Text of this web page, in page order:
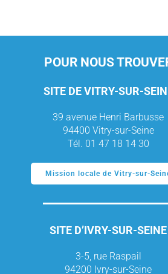
POUR NOUS
SITE DE VITRY-SUR-
39 avenue Henri Barbusse
94400 Vitry-sur-Seine
Tél. 01 47 18 14 30
Mission locale de Vitry-sur-
SITE D’IVRY-SUR-SEINE
3-5, rue Raspail
94200 Ivry-sur-Seine